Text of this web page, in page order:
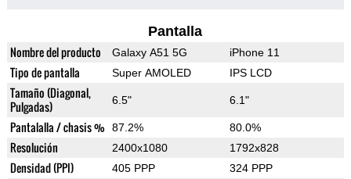
Pantalla
Nombre del producto Galaxy A51 5G iPhone 11
Tipo de pantalla Super AMOLED IPS LCD
Tamaño (Diagonal,
Pulgadas)
6.5" 6.1"
Pantalalla / chasis % 87.2% 80.0%
Resolución 2400x1080 1792x828
Densidad (PPI) 405 PPP 324 PPP